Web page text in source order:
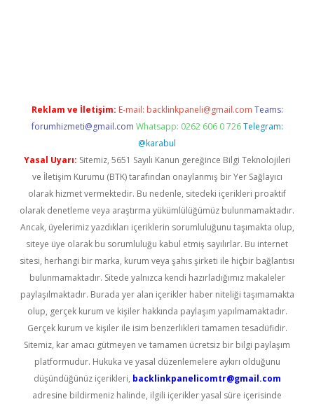
Reklam ve İletişim: E-mail: backlinkpaneli@gmail.com Teams:
forumhizmeti@gmail.com Whatsapp: 0262 606 0 726 Telegram:
@karabul
Yasal Uyarı: Sitemiz, 5651 Sayılı Kanun gereğince Bilgi Teknolojileri
ve İletişim Kurumu (BTK) tarafından onaylanmış bir Yer Sağlayıcı
olarak hizmet vermektedir. Bu nedenle, sitedeki içerikleri proaktif
olarak denetleme veya araştırma yükümlülüğümüz bulunmamaktadır.
Ancak, üyelerimiz yazdıkları içeriklerin sorumluluğunu taşımakta olup,
siteye üye olarak bu sorumluluğu kabul etmiş sayılırlar. Bu internet
sitesi, herhangi bir marka, kurum veya şahıs şirketi ile hiçbir bağlantısı
bulunmamaktadır. Sitede yalnızca kendi hazırladığımız makaleler
paylaşılmaktadır. Burada yer alan içerikler haber niteliği taşımamakta
olup, gerçek kurum ve kişiler hakkında paylaşım yapılmamaktadır.
Gerçek kurum ve kişiler ile isim benzerlikleri tamamen tesadüfidir.
Sitemiz, kar amacı gütmeyen ve tamamen ücretsiz bir bilgi paylaşım
platformudur. Hukuka ve yasal düzenlemelere aykırı olduğunu
düşündüğünüz içerikleri, backlinkpanelicomtr@gmail.com
adresine bildirmeniz halinde, ilgili içerikler yasal süre içerisinde